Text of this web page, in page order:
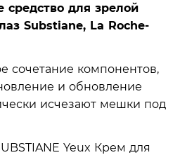
средство для зрелой
Substiane, La Roche-
сочетание компонентов,
и обновление
исчезают мешки под